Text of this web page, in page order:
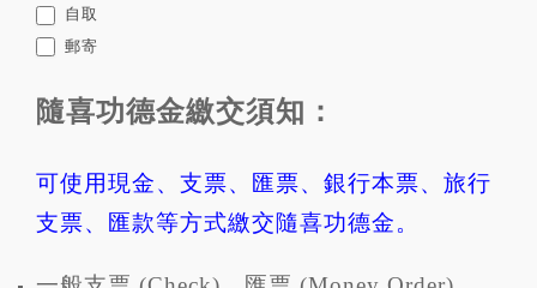
自取
郵寄
隨喜功德金繳交須知：
可使用現金、支票、匯票、銀行本票、旅行
支票、匯款等方式繳交隨喜功德金。